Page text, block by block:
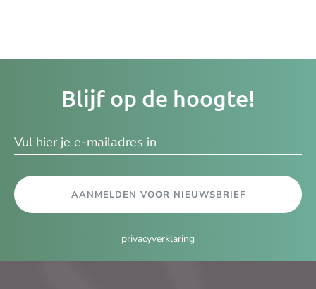
Blijf op de hoogte!
AANMELDEN VOOR NIEUWSBRIEF
privacyverklaring